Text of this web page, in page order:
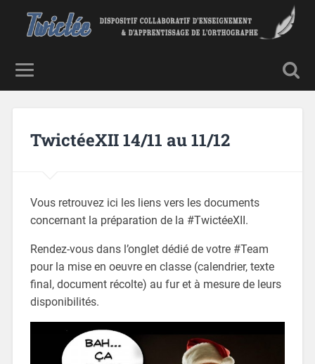
TwictéeXII 14/11 au 11/12
Vous retrouvez ici les liens vers les documents
concernant la préparation de la #TwictéeXII.
Rendez-vous dans l’onglet dédié de votre #Team
pour la mise en oeuvre en classe (calendrier, texte
final, document récolte) au fur et à mesure de leurs
disponibilités.